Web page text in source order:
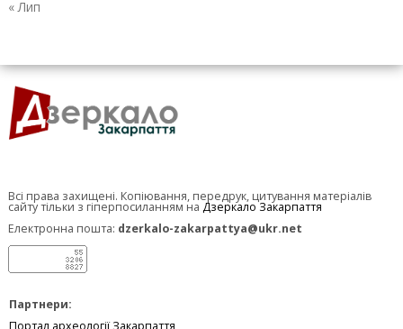
« Лип
Всі права захищені. Копіювання, передрук, цитування матеріалів
сайту тільки з гіперпосиланням на Дзеркало Закарпаття
Електронна пошта: dzerkalo-zakarpattya@ukr.net
Партнери: